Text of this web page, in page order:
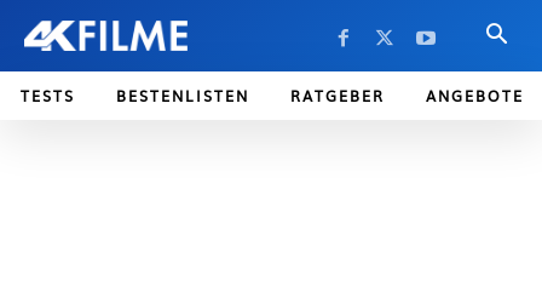
TESTS BESTENLISTEN RATGEBER ANGEBOTE